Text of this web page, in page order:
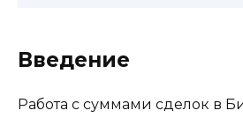
Введение
Работа с суммами сделок в